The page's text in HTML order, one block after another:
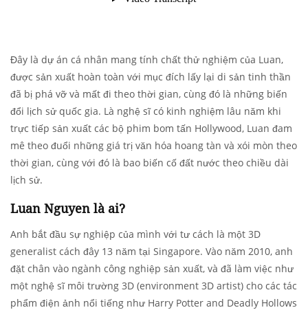
Đây là dự án cá nhân mang tính chất thử nghiệm của Luan,
được sản xuất hoàn toàn với mục đích lấy lại di sản tinh thần
đã bị phá vỡ và mất đi theo thời gian, cùng đó là những biến
đổi lịch sử quốc gia. Là nghệ sĩ có kinh nghiệm lâu năm khi
trực tiếp sản xuất các bộ phim bom tấn Hollywood, Luan đam
mê theo đuổi những giá trị văn hóa hoang tàn và xói mòn theo
thời gian, cùng với đó là bao biến cố đất nước theo chiều dài
lịch sử.
Luan Nguyen là ai?
Anh bắt đầu sự nghiệp của mình với tư cách là một 3D
generalist cách đây 13 năm tại Singapore. Vào năm 2010, anh
đặt chân vào ngành công nghiệp sản xuất, và đã làm việc như
một nghệ sĩ môi trường 3D (environment 3D artist) cho các tác
phẩm điện ảnh nổi tiếng như Harry Potter and Deadly Hollows